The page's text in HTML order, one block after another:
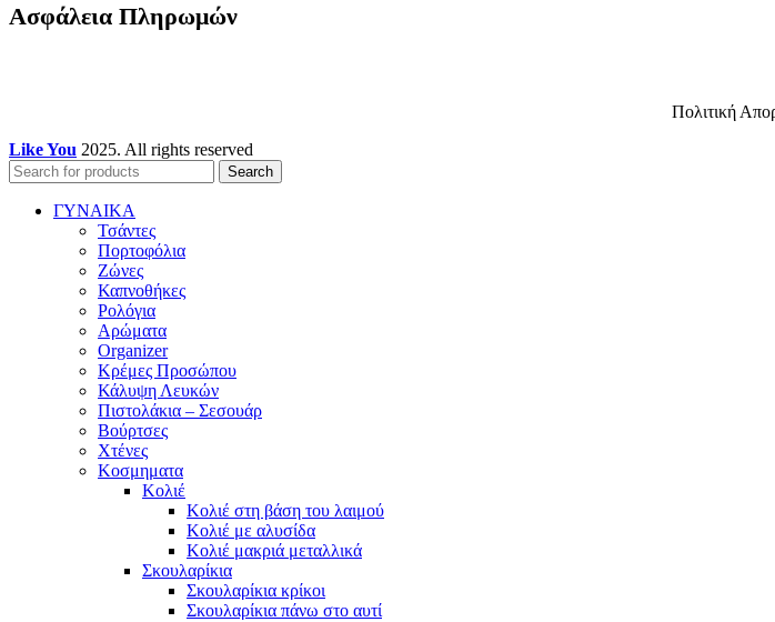
Ασφάλεια Πληρωμών
Πολιτική
Like You 2025. All rights reserved
Search
ΓΥΝΑΙΚΑ
Τσάντες
Πορτοφόλια
Ζώνες
Καπνοθήκες
Ρολόγια
Αρώματα
Organizer
Κρέμες Προσώπου
Κάλυψη Λευκών
Πιστολάκια – Σεσουάρ
Βούρτσες
Χτένες
Κοσμηματα
Κολιέ
Κολιέ στη βάση του λαιμού
Κολιέ με αλυσίδα
Κολιέ μακριά μεταλλικά
Σκουλαρίκια
Σκουλαρίκια κρίκοι
Σκουλαρίκια πάνω στο αυτί